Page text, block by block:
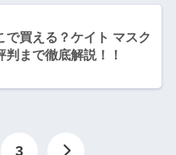
で買える？ケイト マスク
判まで徹底解説！！
3